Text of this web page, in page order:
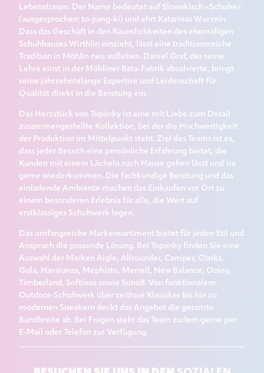
Lebenstraum. Der Name bedeutet auf Slowakisch «Schuhe»
(ausgesprochen: to-pang-ki) und ehrt Katarinas Wurzeln.
Dass das Geschäft in den Räumlichkeiten des ehemaligen
Schuhhauses Wirthlin einzieht, lässt eine traditionsreiche
Tradition in Möhlin neu aufleben. Daniel Graf, der seine
Lehre einst in der Möhliner Bata-Fabrik absolvierte, bringt
seine jahrzehntelange Expertise und Leidenschaft für
Qualität direkt in die Beratung ein.
Das Herzstück von Topánky ist eine mit Liebe zum Detail
zusammengestellte Kollektion, bei der die Hochwertigkeit
der Produktion im Mittelpunkt steht. Ziel des Teams ist es,
dass jeder Besuch eine persönliche Erfahrung bietet, die
Kunden mit einem Lächeln nach Hause gehen lässt und sie
gerne wiederkommen. Die fachkundige Beratung und das
einladende Ambiente machen das Einkaufen vor Ort zu
einem besonderen Erlebnis für alle, die Wert auf
erstklassiges Schuhwerk legen.
Das umfangreiche Markensortiment bietet für jeden Stil und
Anspruch die passende Lösung. Bei Topánky finden Sie eine
Auswahl der Marken Aigle, Allrounder, Camper, Clarks,
Gola, Havaianas, Mephisto, Merrell, New Balance, Ooley,
Timberland, Softinos sowie Sun68. Von funktionalem
Outdoor-Schuhwerk über zeitlose Klassiker bis hin zu
modernen Sneakern deckt das Angebot die gesamte
Bandbreite ab. Bei Fragen steht das Team zudem gerne per
E-Mail oder Telefon zur Verfügung.